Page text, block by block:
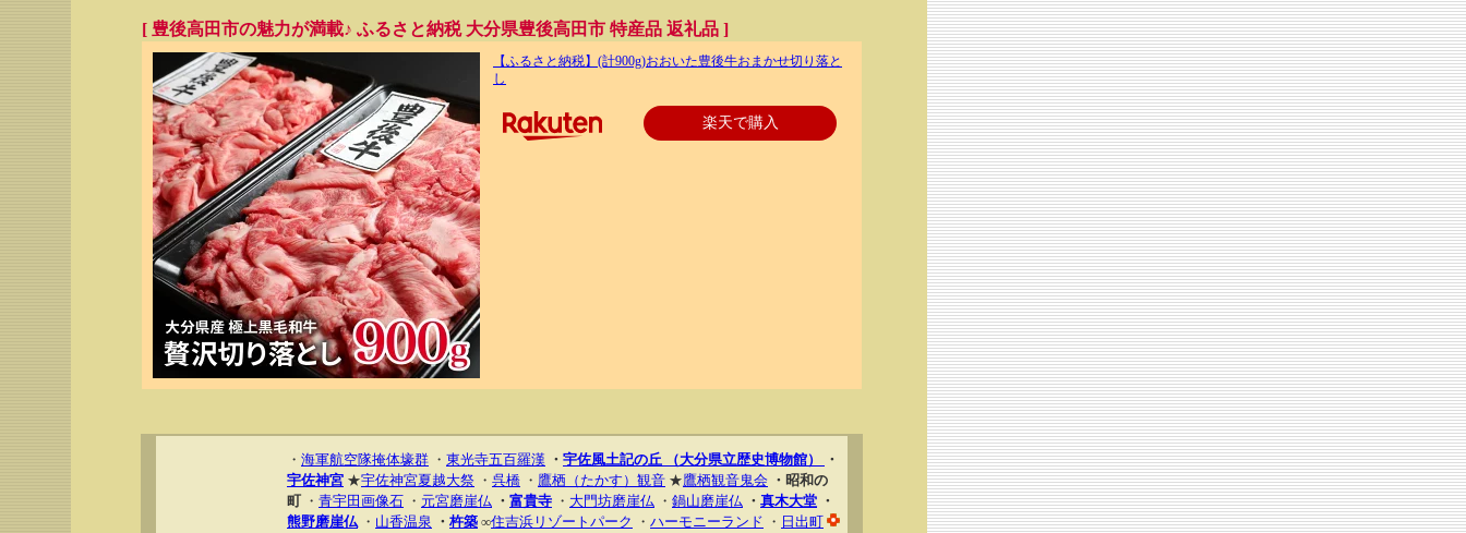
[ 豊後高田市の魅力が満載♪ ふるさと納税 大分県豊後高田市 特産品 返礼品 ]
【ふるさと納税】(計900g)おおいた豊後牛おまかせ切り落と
し
楽天で購入
・ 海軍航空隊掩体壕群 ・ 東光寺五百羅漢 ・ 宇佐風土記の丘 （大分県立歴史博物館）
・
宇佐神宮 ★宇佐神宮夏越大祭 ・ 呉橋 ・ 鷹栖（たかす）観音 ★鷹栖観音鬼会 ・昭和の
町 ・ 青宇田画像石 ・ 元宮磨崖仏 ・ 富貴寺 ・ 大門坊磨崖仏 ・ 鍋山磨崖仏 ・ 真木大堂 ・
熊野磨崖仏・ 山香温泉 ・ 杵築 ∞住吉浜リゾートパーク ・ ハーモニーランド ・ 日出町